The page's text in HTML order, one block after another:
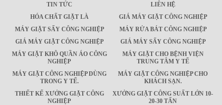
TIN TỨC
LIÊN HỆ
HÓA CHẤT GIẶT LÀ
GIÁ MÁY GIẶT CÔNG NGHIỆP
MÁY GIẶT SẤY CÔNG NGHIỆP
MÁY RỬA BÁT CÔNG NGHIỆP
GIÁ MÁY GIẶT CÔNG NGHIỆP
GIÁ MÁY SẤY CÔNG NGHIỆP
MÁY GIẶT KHÔ QUẦN ÁO CÔNG
NGHIỆP
MÁY GIẶT CHO BỆNH VIỆN
TRUNG TÂM Y TẾ
MÁY GIẶT CÔNG NGHIỆP DÙNG
TRONG Y TẾ.
MÁY GIẶT CÔNG NGHIỆP CHO
KHÁCH SẠN.
THIẾT KẾ XƯỞNG GIẶT CÔNG
NGHIỆP
XƯỞNG GIẶT CÔNG SUẤT LỚN 10-
20-30 TẤN